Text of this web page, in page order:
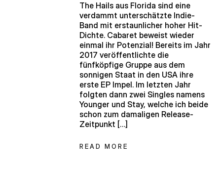
The Hails aus Florida sind eine
verdammt unterschätzte Indie-
Band mit erstaunlicher hoher Hit-
Dichte. Cabaret beweist wieder
einmal ihr Potenzial! Bereits im Jahr
2017 veröffentlichte die
fünfköpfige Gruppe aus dem
sonnigen Staat in den USA ihre
erste EP Impel. Im letzten Jahr
folgten dann zwei Singles namens
Younger und Stay, welche ich beide
schon zum damaligen Release-
Zeitpunkt […]
READ MORE